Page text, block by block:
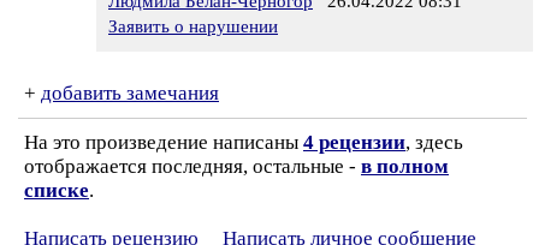
Заявить о нарушении
+ добавить замечания
На это произведение написаны 4 рецензии, здесь
отображается последняя, остальные - в полном
списке.
Написать рецензию
Написать личное сообщение